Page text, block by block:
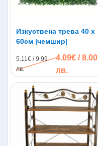
Изкуствена трева 40 х
60см |чемшир|
5.11€ / 9.99
лв.
4.09€ / 8.00
лв.